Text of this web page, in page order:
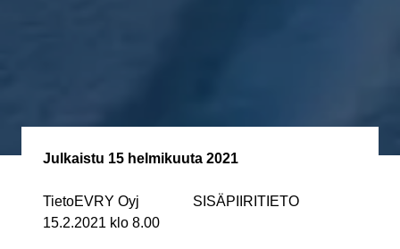
Julkaistu 15 helmikuuta 2021
TietoEVRY Oyj SISÄPIIRITIETO
15.2.2021 klo 8.00